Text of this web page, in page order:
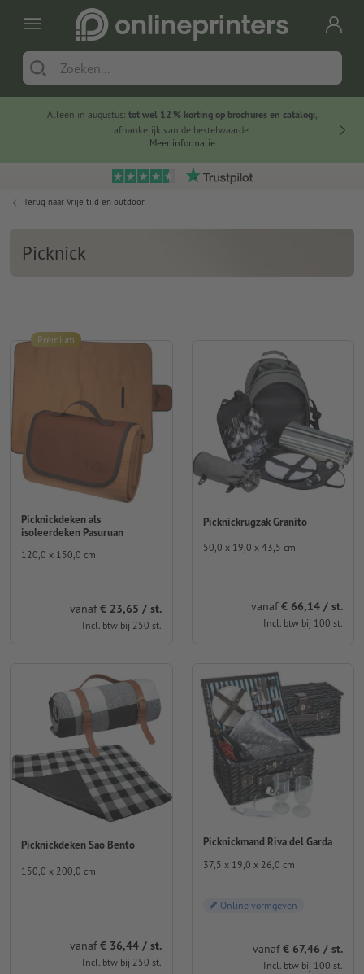
Alleen in augustus: tot wel 12 % korting op brochures en catalogi,
afhankelijk van de bestelwaarde.
Meer informatie
Terug naar Vrije tijd en outdoor
Picknick
Picknickdeken als
isoleerdeken Pasuruan
120,0 x 150,0 cm
vanaf€ 23,65 / st.
Incl. btw bij 250 st.
Premium
Picknickrugzak Granito
50,0 x 19,0 x 43,5 cm
vanaf€ 66,14 / st.
Incl. btw bij 100 st.
Picknickdeken Sao Bento
150,0 x 200,0 cm
vanaf€ 36,44 / st.
Incl. btw bij 250 st.
Picknickmand Riva del Garda
37,5 x 19,0 x 26,0 cm
Online vormgeven
vanaf€ 67,46 / st.
Incl. btw bij 100 st.